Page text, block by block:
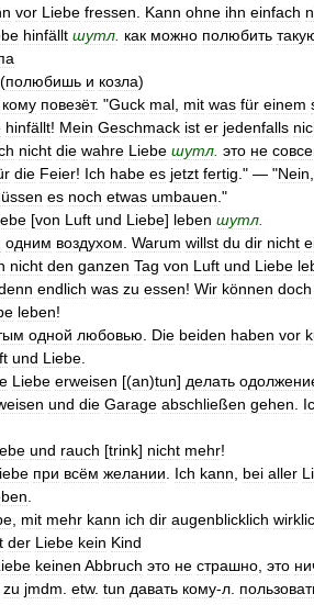
vor Liebe fressen Kann ohne ihn einfach
hinfällt шутл как можно полюбить
(полюбишь и козла)
кому повезёт. "Guck mal mit was für einem
hinfällt! Mein Geschmack ist er jedenfalls
nicht die wahre Liebe шутл это не
die Feier! Ich habe es jetzt fertig ." — "Nein
es noch etwas umbauen ."
[von Luft und Liebe] leben шутл
одним воздухом Warum willst du dir nicht
nicht den ganzen Tag von Luft und Liebe
endlich was zu essen! Wir können doch
leben!
одной любовью Die beiden haben vor
und Liebe
Liebe erweisen [(an)tun] делать
und die Garage abschließen gehen
und rauch [trink] nicht mehr!
при всём желании Ich kann bei aller
mit mehr kann ich dir augenblicklich
der Liebe kein Kind
keinen Abbruch это не страшно это
zu jmdm etw. tun давать кому-л